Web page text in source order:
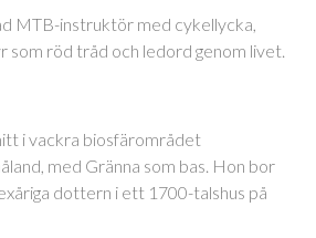
MTB-instruktör med cykellycka,
som röd tråd och ledord genom livet.
i vackra biosfärområdet
med Gränna som bas. Hon bor
dottern i ett 1700-talshus på